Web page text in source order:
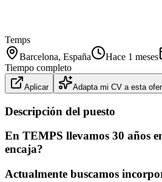
Temps
Barcelona, España Hace 1 meses
Tiempo completo
Aplicar Adapta mi CV a esta
Descripción del puesto
En TEMPS llevamos 30 años
encaja?
Actualmente buscamos